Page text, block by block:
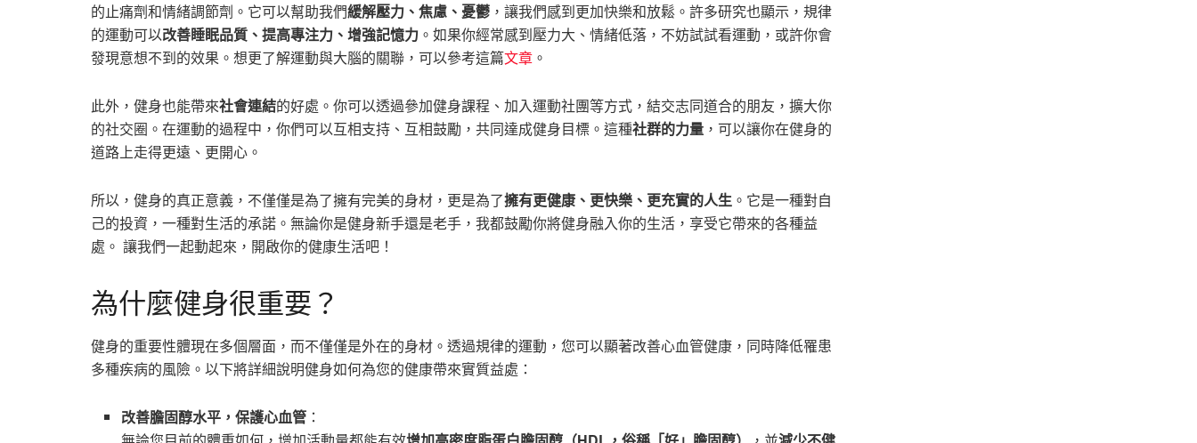
的止痛劑和情緒調節劑。它可以幫助我們緩解壓力、焦慮、憂鬱 ，讓我們感到更加快樂和放鬆。許多研究也顯示，規律
的運動可以改善睡眠品質、提高專注力、增強記憶力 。如果你經常感到壓力大、情緒低落，不妨試試看運動，或許你會
發現意想不到的效果。想更了解運動與大腦的關聯，可以參考這篇文章 。
此外，健身也能帶來社會連結的好處。你可以透過參加健身課程、加入運動社團等方式，結交志同道合的朋友，擴大你
的社交圈。在運動的過程中，你們可以互相支持、互相鼓勵，共同達成健身目標。這種社群的力量 ，可以讓你在健身的
道路上走得更遠、更開心。
所以，健身的真正意義，不僅僅是為了擁有完美的身材，更是為了擁有更健康、更快樂、更充實的人生 。它是一種對自
己的投資，一種對生活的承諾。無論你是健身新手還是老手，我都鼓勵你將健身融入你的生活，享受它帶來的各種益
處。 讓我們一起動起來，開啟你的健康生活吧！
為什麼健身很重要？
健身的重要性體現在多個層面，而不僅僅是外在的身材。透過規律的運動，您可以顯著改善心血管健康，同時降低罹患
多種疾病的風險。以下將詳細說明健身如何為您的健康帶來實質益處：
改善膽固醇水平，保護心血管 ：